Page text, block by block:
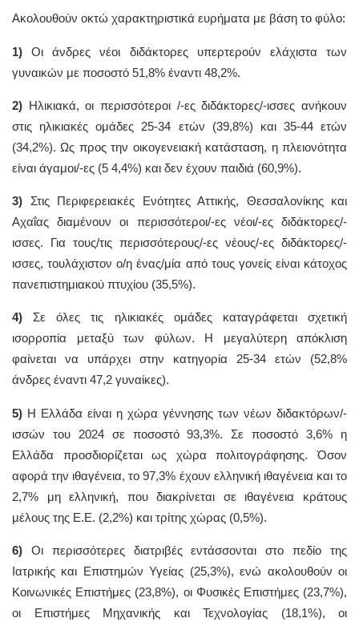
Ακολουθούν οκτώ χαρακτηριστικά ευρήματα με βάση το φύλο:
1) Οι άνδρες νέοι διδάκτορες υπερτερούν ελάχιστα των
γυναικών με ποσοστό 51,8% έναντι 48,2%.
2) Ηλικιακά, οι περισσότεροι /-ες διδάκτορες/-ισσες ανήκουν
στις ηλικιακές ομάδες 25-34 ετών (39,8%) και 35-44 ετών
(34,2%). Ως προς την οικογενειακή κατάσταση, η πλειονότητα
είναι άγαμοι/-ες (5 4,4%) και δεν έχουν παιδιά (60,9%).
3) Στις Περιφερειακές Ενότητες Αττικής, Θεσσαλονίκης και
Αχαΐας διαμένουν οι περισσότεροι/-ες νέοι/-ες διδάκτορες/-
ισσες. Για τους/τις περισσότερους/-ες νέους/-ες διδάκτορες/-
ισσες, τουλάχιστον ο/η ένας/μία από τους γονείς είναι κάτοχος
πανεπιστημιακού πτυχίου (35,5%).
4) Σε όλες τις ηλικιακές ομάδες καταγράφεται σχετική
ισορροπία μεταξύ των φύλων. Η μεγαλύτερη απόκλιση
φαίνεται να υπάρχει στην κατηγορία 25-34 ετών (52,8%
άνδρες έναντι 47,2 γυναίκες).
5) Η Ελλάδα είναι η χώρα γέννησης των νέων διδακτόρων/-
ισσών του 2024 σε ποσοστό 93,3%. Σε ποσοστό 3,6% η
Ελλάδα προσδιορίζεται ως χώρα πολιτογράφησης. Όσον
αφορά την ιθαγένεια, το 97,3% έχουν ελληνική ιθαγένεια και το
2,7% μη ελληνική, που διακρίνεται σε ιθαγένεια κράτους
μέλους της Ε.Ε. (2,2%) και τρίτης χώρας (0,5%).
6) Oι περισσότερες διατριβές εντάσσονται στο πεδίο της
Ιατρικής και Επιστημών Υγείας (25,3%), ενώ ακολουθούν οι
Κοινωνικές Επιστήμες (23,8%), οι Φυσικές Επιστήμες (23,7%),
οι Επιστήμες Μηχανικής και Τεχνολογίας (18,1%), οι